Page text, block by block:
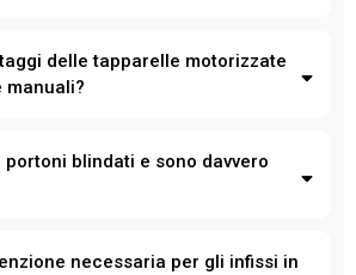
È ideale per chi cerca una soluzione economica
manutenzione. Perfetto per abitazioni in zone
resistente e duraturo, ideale per chi
delle tapparelle motorizzate
manuali?
quando non sei a casa.
una maggiore protezione contro le
portoni blindati e sono davvero
necessaria per gli infissi in